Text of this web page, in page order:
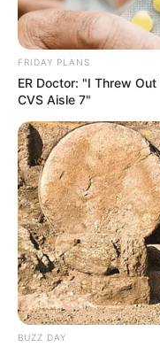
FRIDAY PLANS
ER Doctor: "I Threw
CVS Aisle 7"
BUZZ DAY